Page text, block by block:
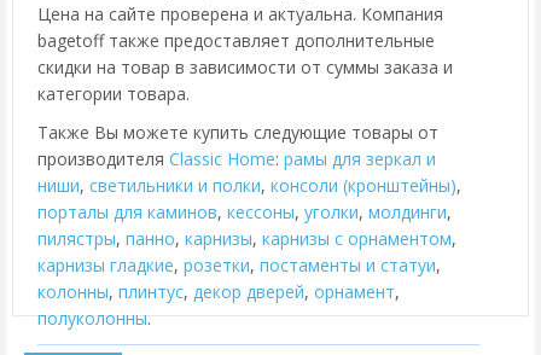
Цена на сайте проверена и актуальна. Компания
bagetoff также предоставляет дополнительные
скидки на товар в зависимости от суммы заказа и
категории товара.
Также Вы можете купить следующие товары от
производителя Classic Home: рамы для зеркал и
ниши, cветильники и полки, консоли (кронштейны),
порталы для каминов, кессоны, уголки, молдинги,
пилястры, панно, карнизы, карнизы с орнаментом,
карнизы гладкие, розетки, постаменты и статуи,
колонны, плинтус, декор дверей, орнамент,
полуколонны.